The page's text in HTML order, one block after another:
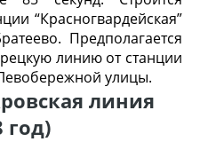
“Красногвардейская”
Предполагается
линию от станции
улицы.
линия
год)